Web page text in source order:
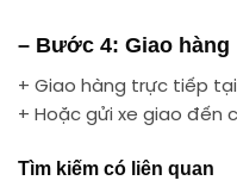
– Bước 4: Giao hàng
+ Giao hàng trực tiếp tại
+ Hoặc gửi xe giao đến
Tìm kiếm có liên quan